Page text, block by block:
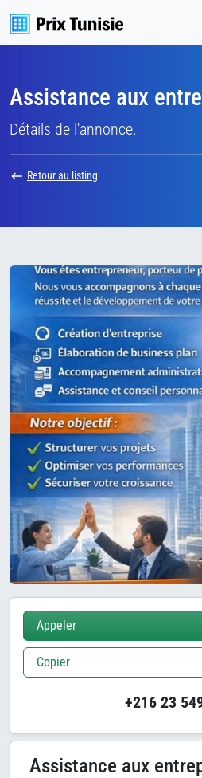
Assistance aux
Détails de l'annonce.
Retour au listing
Appeler
Copier
+216 23
Assistance aux